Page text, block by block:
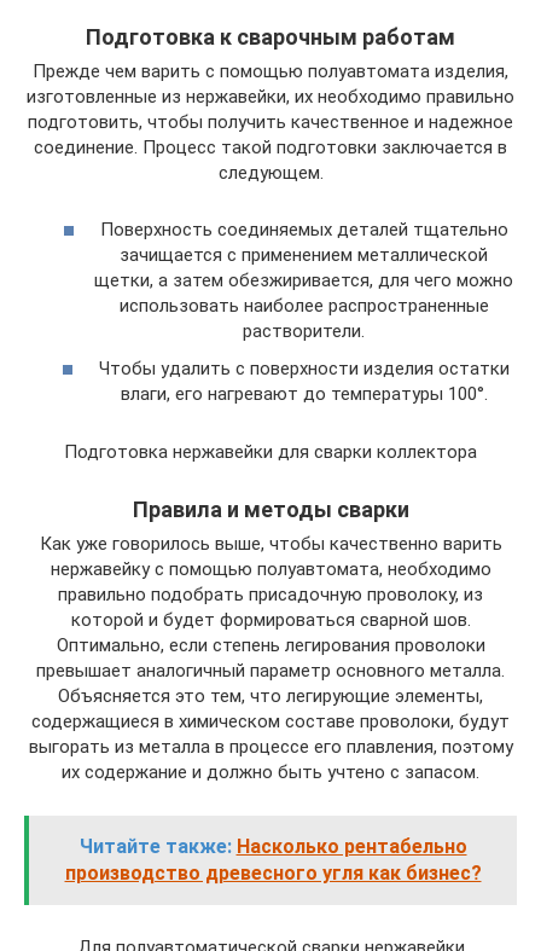
Подготовка к сварочным работам
Прежде чем варить с помощью полуавтомата изделия,
изготовленные из нержавейки, их необходимо правильно
подготовить, чтобы получить качественное и надежное
соединение. Процесс такой подготовки заключается в
следующем.
Поверхность соединяемых деталей тщательно
зачищается с применением металлической
щетки, а затем обезжиривается, для чего можно
использовать наиболее распространенные
растворители.
Чтобы удалить с поверхности изделия остатки
влаги, его нагревают до температуры 100°.
Подготовка нержавейки для сварки коллектора
Правила и методы сварки
Как уже говорилось выше, чтобы качественно варить
нержавейку с помощью полуавтомата, необходимо
правильно подобрать присадочную проволоку, из
которой и будет формироваться сварной шов.
Оптимально, если степень легирования проволоки
превышает аналогичный параметр основного металла.
Объясняется это тем, что легирующие элементы,
содержащиеся в химическом составе проволоки, будут
выгорать из металла в процессе его плавления, поэтому
их содержание и должно быть учтено с запасом.
Читайте также: Насколько рентабельно
производство древесного угля как бизнес?